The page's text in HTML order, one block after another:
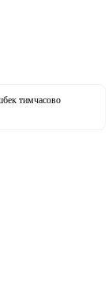
тимчасово